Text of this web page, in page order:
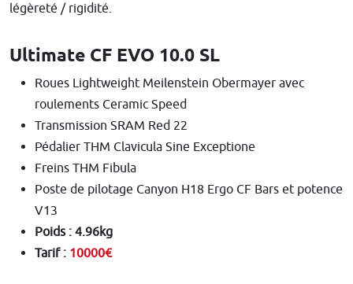
légèreté / rigidité.
Ultimate CF EVO 10.0 SL
Roues Lightweight Meilenstein Obermayer avec
roulements Ceramic Speed
Transmission SRAM Red 22
Pédalier THM Clavicula Sine Exceptione
Freins THM Fibula
Poste de pilotage Canyon H18 Ergo CF Bars et potence
V13
Poids : 4.96kg
Tarif : 10000€